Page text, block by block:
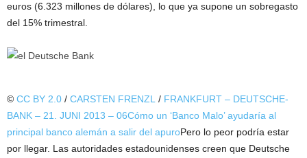
euros (6.323 millones de dólares), lo que ya supone un sobregasto
del 15% trimestral.
© CC BY 2.0 / CARSTEN FRENZL / FRANKFURT – DEUTSCHE-
BANK – 21. JUNI 2013 – 06Cómo un ‘Banco Malo’ ayudaría al
principal banco alemán a salir del apuroPero lo peor podría estar
por llegar. Las autoridades estadounidenses creen que Deutsche